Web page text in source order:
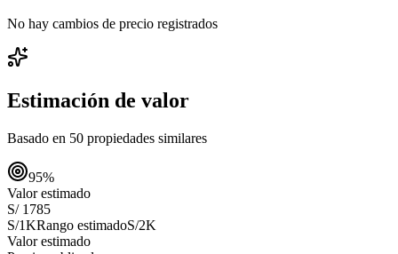
No hay cambios de precio registrados
Estimación de valor
Basado en 50 propiedades similares
95%
Valor estimado
S/ 1785
S/1KRango estimadoS/2K
Valor estimado